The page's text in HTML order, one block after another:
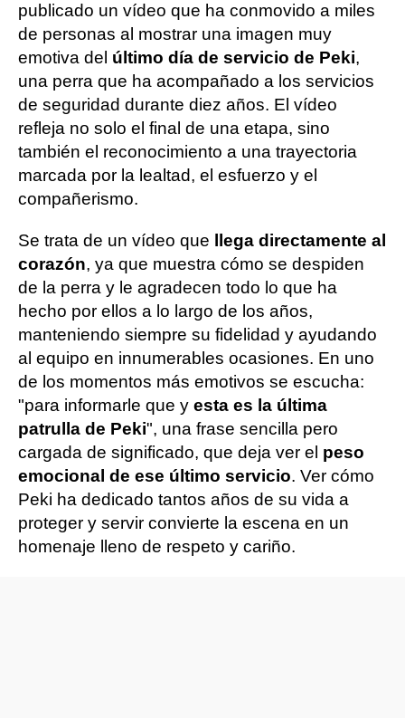
publicado un vídeo que ha conmovido a miles
de personas al mostrar una imagen muy
emotiva del último día de servicio de Peki,
una perra que ha acompañado a los servicios
de seguridad durante diez años. El vídeo
refleja no solo el final de una etapa, sino
también el reconocimiento a una trayectoria
marcada por la lealtad, el esfuerzo y el
compañerismo.
Se trata de un vídeo que llega directamente al
corazón, ya que muestra cómo se despiden
de la perra y le agradecen todo lo que ha
hecho por ellos a lo largo de los años,
manteniendo siempre su fidelidad y ayudando
al equipo en innumerables ocasiones. En uno
de los momentos más emotivos se escucha:
"para informarle que y esta es la última
patrulla de Peki", una frase sencilla pero
cargada de significado, que deja ver el peso
emocional de ese último servicio. Ver cómo
Peki ha dedicado tantos años de su vida a
proteger y servir convierte la escena en un
homenaje lleno de respeto y cariño.